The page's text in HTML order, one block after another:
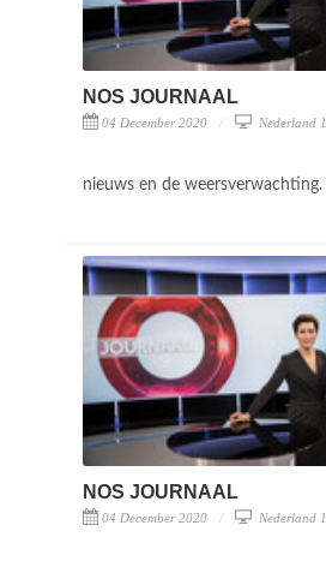
NOS JOURNAAL
04 December 2020 Nederland 1
nieuws en de weersverwachting.
NOS JOURNAAL
04 December 2020 Nederland 1